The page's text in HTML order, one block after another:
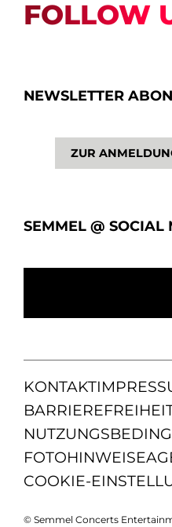
FOLLOW
NEWSLETTER
ZUR
SEMMEL @ SOCIAL
KONTAKT
FOTOHINWEISE
COOKIE-
© Semmel Concerts